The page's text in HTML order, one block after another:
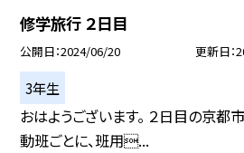
修学旅行 ２日目
公開日 2024/06/20 更新日
3年生
おはようございます。 ２日目の京都
動班ごとに、班用...